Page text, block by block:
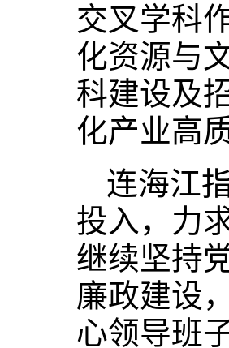
交叉学科
化资源与
科建设及
化产业高
连海江
投入，力
继续坚持
廉政建设
心领导班